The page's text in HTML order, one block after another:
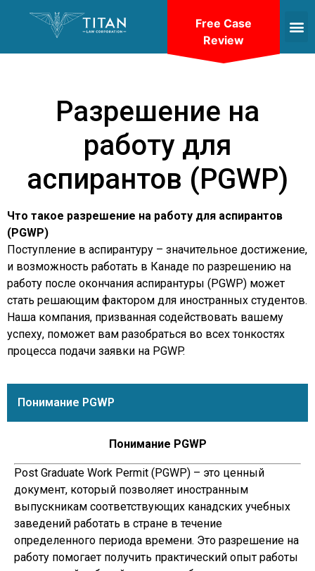
Разрешение на
работу для
аспирантов (PGWP)
Что такое разрешение на работу для аспирантов
(PGWP)
Поступление в аспирантуру – значительное достижение,
и возможность работать в Канаде по разрешению на
работу после окончания аспирантуры (PGWP) может
стать решающим фактором для иностранных студентов.
Наша компания, призванная содействовать вашему
успеху, поможет вам разобраться во всех тонкостях
процесса подачи заявки на PGWP.
Понимание PGWP
Понимание PGWP
Post Graduate Work Permit (PGWP) – это ценный
документ, который позволяет иностранным
выпускникам соответствующих канадских учебных
заведений работать в стране в течение
определенного периода времени. Это разрешение на
работу помогает получить практический опыт работы
Free Case
Review